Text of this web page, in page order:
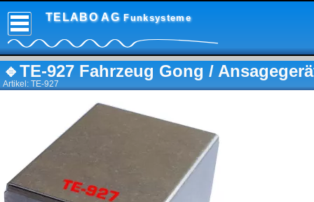
🔹TE-927 Fahrzeug Gong /
Artikel: TE-927
TELABO AGFunksysteme